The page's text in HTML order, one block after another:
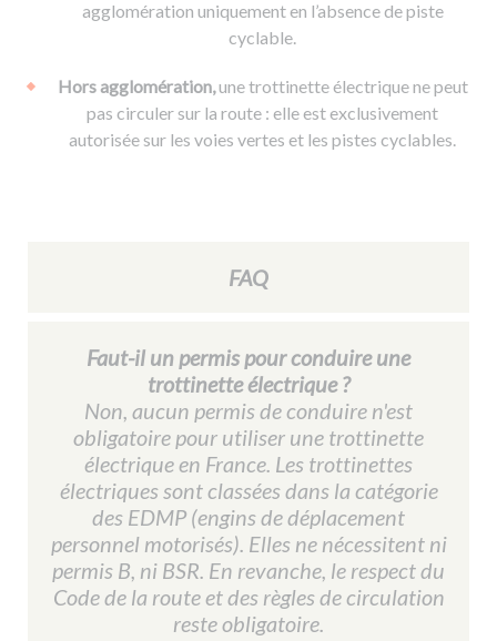
agglomération uniquement en l’absence de piste
cyclable.
Hors agglomération,une trottinette électrique ne peut
pas circuler sur la route : elle est exclusivement
autorisée sur les voies vertes et les pistes cyclables.
FAQ
Faut-il un permis pour conduire une
trottinette électrique ?
Non, aucun permis de conduire n'est
obligatoire pour utiliser une trottinette
électrique en France. Les trottinettes
électriques sont classées dans la catégorie
des EDMP (engins de déplacement
personnel motorisés). Elles ne nécessitent ni
permis B, ni BSR. En revanche, le respect du
Code de la route et des règles de circulation
reste obligatoire.